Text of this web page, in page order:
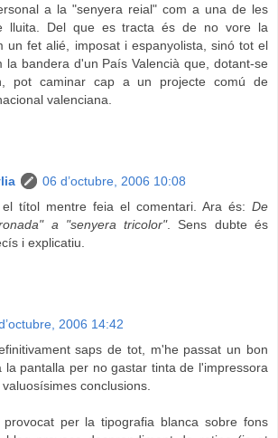
a la "senyera reial" com a una de les
lluita. Del que es tracta és de no vore la
un fet alié, imposat i espanyolista, sinó tot el
la bandera d'un País Valencià que, dotant-se
pot caminar cap a un projecte comú de
valenciana.
06 d’octubre, 2006 10:08
el títol mentre feia el comentari. Ara és: De
a "senyera tricolor". Sens dubte és
i explicatiu.
2006 14:42
saps de tot, m'he passat un bon
la pantalla per no gastar tinta de l'impressora
conclusions.
per la tipografia blanca sobre fons